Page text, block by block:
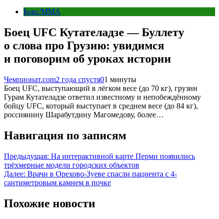
Бокс/MMA
Боец UFC Кутателадзе — Буллету
о слова про Грузию: увидимся
и поговорим об уроках истории
Чемпионат.com2 года спустя01 минуты
Боец UFC, выступающий в лёгком весе (до 70 кг), грузин
Гурам Кутателадзе ответил известному и непобеждённому
бойцу UFC, который выступает в среднем весе (до 84 кг),
россиянину Шарабутдину Магомедову, более…
Навигация по записям
Предыдущая: На интерактивной карте Перми появились
трёхмерные модели городских объектов
Далее: Врачи в Орехово-Зуеве спасли пациента с 4-
сантиметровым камнем в почке
Похожие новости